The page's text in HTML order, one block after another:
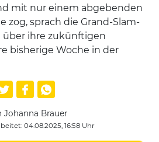
mit nur einem abgebenden
zog, sprach die Grand-Slam-
über ihre zukünftigen
bisherige Woche in der
Johanna Brauer
04.08.2025, 16:58 Uhr